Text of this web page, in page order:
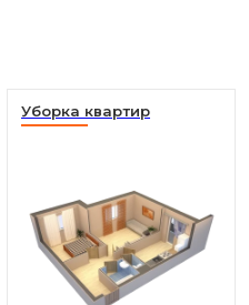
Уборка квартир